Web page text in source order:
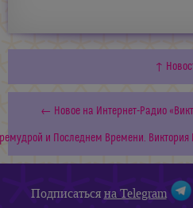
↑
← Новое на Интернет-Радио
и Последнем Времени.
Подписатьсяна Telegram